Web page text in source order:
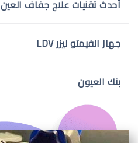
أحدث تقنيات علاج جفاف العين
جهاز الفيمتو ليزر LDV
بنك العيون